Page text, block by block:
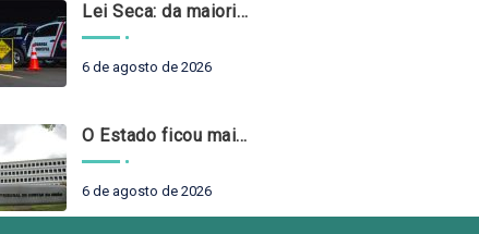
Lei Seca: da maioridade à maturidade
6 de agosto de 2026
O Estado ficou mais complexo. O controle precisa acompanhar
6 de agosto de 2026